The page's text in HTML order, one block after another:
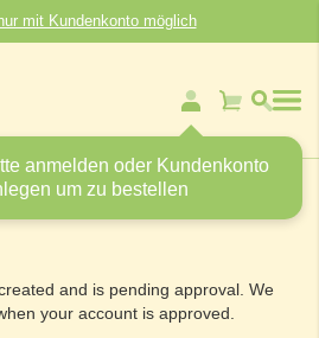
mit Kundenkonto möglich
anmelden oder Kundenkonto
um zu bestellen
Mein
and is pending approval. We
your account is approved.